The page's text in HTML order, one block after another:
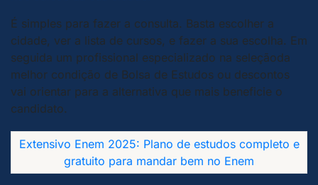
É simples para fazer a consulta. Basta escolher a
cidade, ver a lista de cursos, e fazer a sua escolha. Em
seguida um profissional especializado na seleçãoda
melhor condição de Bolsa de Estudos ou descontos
vai orientar para a alternativa que mais beneficie o
candidato.
Extensivo Enem 2025: Plano de estudos completo e
gratuito para mandar bem no Enem